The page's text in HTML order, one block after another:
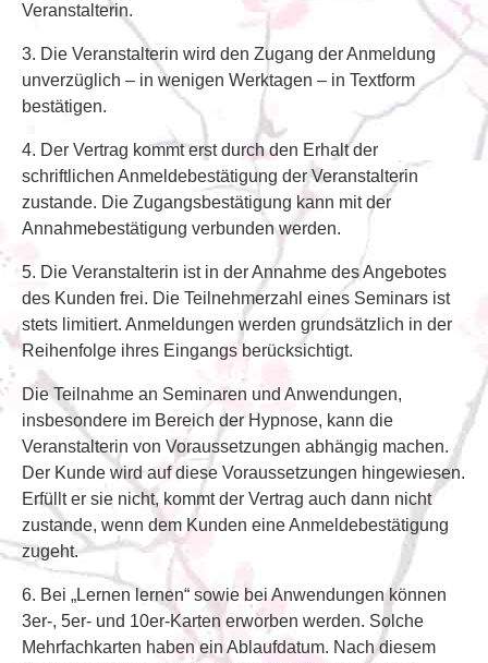
Veranstalterin.
3. Die Veranstalterin wird den Zugang der Anmeldung
unverzüglich – in wenigen Werktagen – in Textform
bestätigen.
4. Der Vertrag kommt erst durch den Erhalt der
schriftlichen Anmeldebestätigung der Veranstalterin
zustande. Die Zugangsbestätigung kann mit der
Annahmebestätigung verbunden werden.
5. Die Veranstalterin ist in der Annahme des Angebotes
des Kunden frei. Die Teilnehmerzahl eines Seminars ist
stets limitiert. Anmeldungen werden grundsätzlich in der
Reihenfolge ihres Eingangs berücksichtigt.
Die Teilnahme an Seminaren und Anwendungen,
insbesondere im Bereich der Hypnose, kann die
Veranstalterin von Voraussetzungen abhängig machen.
Der Kunde wird auf diese Voraussetzungen hingewiesen.
Erfüllt er sie nicht, kommt der Vertrag auch dann nicht
zustande, wenn dem Kunden eine Anmeldebestätigung
zugeht.
6. Bei „Lernen lernen“ sowie bei Anwendungen können
3er-, 5er- und 10er-Karten erworben werden. Solche
Mehrfachkarten haben ein Ablaufdatum. Nach diesem